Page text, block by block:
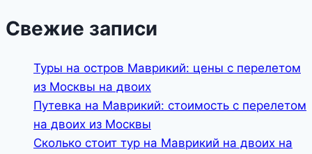
Свежие записи
Туры на остров Маврикий: цены с перелетом
из Москвы на двоих
Путевка на Маврикий: стоимость с перелетом
на двоих из Москвы
Сколько стоит тур на Маврикий на двоих на